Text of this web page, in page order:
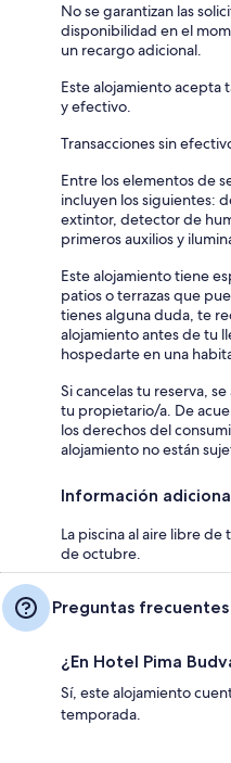
No se garantizan las
disponibilidad en el
un recargo adicional.
Este alojamiento
y efectivo.
Transacciones sin
Entre los elementos de
incluyen los siguientes:
extintor, detector de
primeros auxilios y
Este alojamiento tiene
patios o terrazas que
tienes alguna duda, te
alojamiento antes de tu
hospedarte en una
Si cancelas tu reserva,
tu propietario/a. De
los derechos del
alojamiento no están
Información
La piscina al aire libre de
de octubre.
Preguntas frecuentes
¿En Hotel Pima
Sí, este alojamiento
temporada.